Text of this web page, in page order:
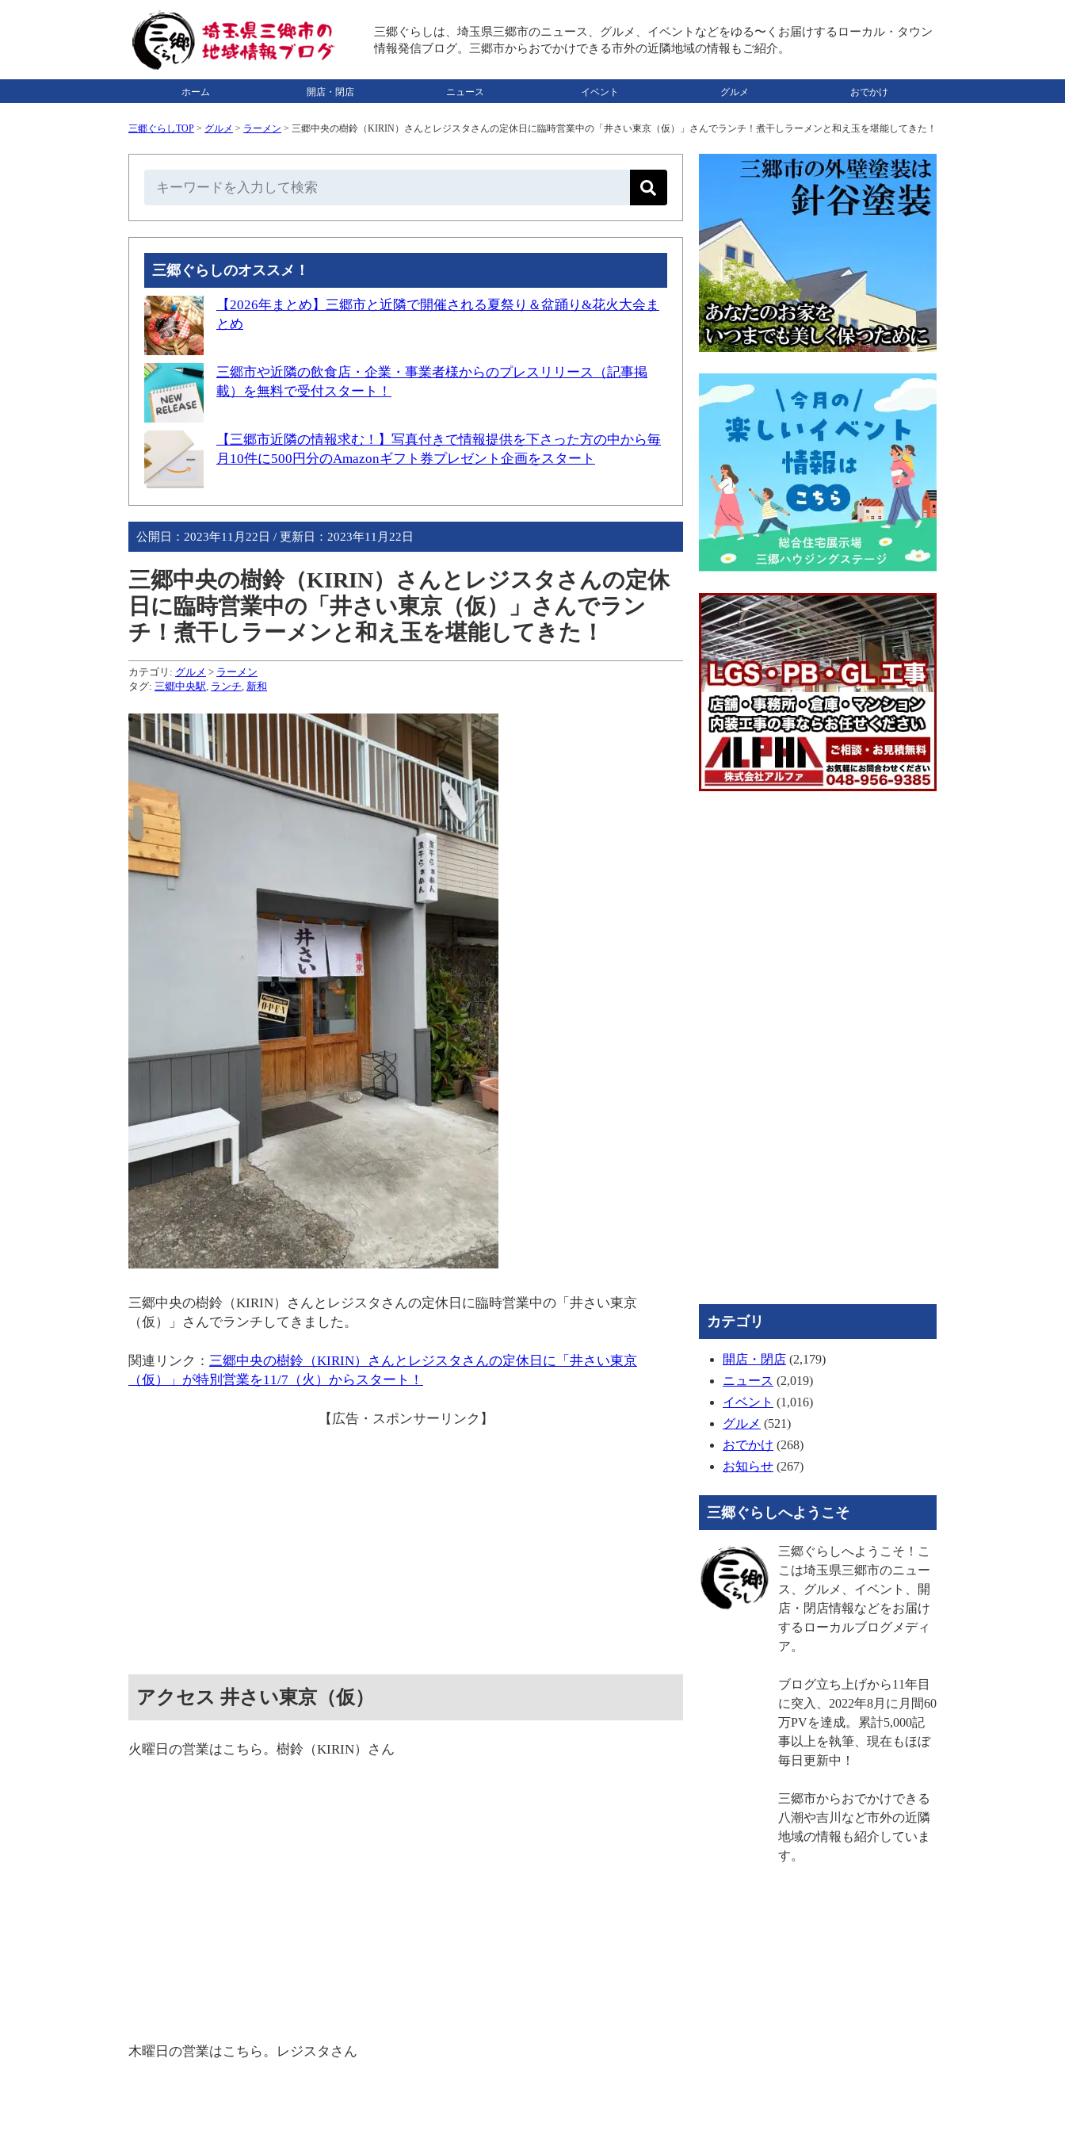
三郷ぐらしは、埼玉県三郷市のニュース、グルメ、イベントなどをゆる〜くお届けするローカル・タウン
情報発信ブログ。三郷市からおでかけできる市外の近隣地域の情報もご紹介。
ホーム 開店・閉店 ニュース イベント グルメ おでかけ
三郷ぐらしTOP > グルメ > ラーメン > 三郷中央の樹鈴（KIRIN）さんとレジスタさんの定休日に臨時営業中の「井さい東京（仮）」さんでランチ！煮干しラーメンと和え玉を堪能してきた！
三郷ぐらしのオススメ！
【2026年まとめ】三郷市と近隣で開催される夏祭り＆盆踊り&花火大会ま
とめ
三郷市や近隣の飲食店・企業・事業者様からのプレスリリース（記事掲
載）を無料で受付スタート！
【三郷市近隣の情報求む！】写真付きで情報提供を下さった方の中から毎
月10件に500円分のAmazonギフト券プレゼント企画をスタート
公開日： 2023年11月22日 / 更新日： 2023年11月22日
三郷中央の樹鈴（KIRIN）さんとレジスタさんの定休
日に臨時営業中の「井さい東京（仮）」さんでラン
チ！煮干しラーメンと和え玉を堪能してきた！
カテゴリ: グルメ > ラーメン
タグ: 三郷中央駅 ランチ 新和
三郷中央の樹鈴（KIRIN）さんとレジスタさんの定休日に臨時営業中の「井さい東京
（仮）」さんでランチしてきました。
関連リンク： 三郷中央の樹鈴（KIRIN）さんとレジスタさんの定休日に「井さい東京
（仮）」が特別営業を11/7（火）からスタート！
【広告・スポンサーリンク】
アクセス 井さい東京（仮）
火曜日の営業はこちら。樹鈴（KIRIN）さん
木曜日の営業はこちら。レジスタさん
カテゴリ
開店・閉店 (2,179)
ニュース (2,019)
イベント (1,016)
グルメ (521)
おでかけ (268)
お知らせ (267)
三郷ぐらしへようこそ
三郷ぐらしへようこそ！こ
こは埼玉県三郷市のニュー
ス、グルメ、イベント、開
店・閉店情報などをお届け
するローカルブログメディ
ア。
ブログ立ち上げから11年目
に突入、2022年8月に月間60
万PVを達成。累計5,000記
事以上を執筆、現在もほぼ
毎日更新中！
三郷市からおでかけできる
八潮や吉川など市外の近隣
地域の情報も紹介していま
す。